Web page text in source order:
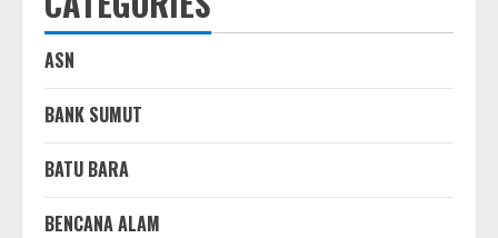
ASN
BANK SUMUT
BATU BARA
BENCANA ALAM